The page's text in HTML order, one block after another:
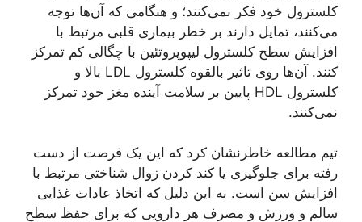
کلسترول خود فکر نمی‌کنند؛ و هنگامی که آن‌ها توجه
می‌کنند، تمایل دارند بر خطر بیماری قلبی مرتبط با
افزایش سطح کلسترول لیپوپروتئین با چگالی کم تمرکز
کنند. آن‌ها روی تاثیر بالقوه کلسترول LDL بالا و
کلسترول HDL پایین بر سلامت آینده مغز خود تمرکز
نمی‌کنند.
تیم مطالعه خاطرنشان کرد که این یک فرصت از دست
رفته برای جلوگیری یا کند کردن زوال شناختی مرتبط با
افزایش سن است. به این دلیل که اتخاذ عادات غذایی
سالم و ورزش و مصرف هر دارویی که برای حفظ سطح